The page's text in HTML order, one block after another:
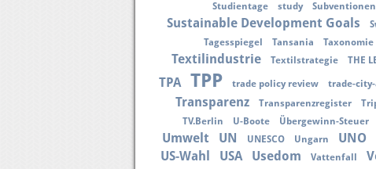
Studientage
study Subventionen
Sustainable Development Goals
Tagesspiegel
Tansania Taxonomie
Textilindustrie Textilstrategie THE
TPA TPP trade policy review trade-city-
Transparenz Transparenzregister
TV.Berlin
U-Boote Übergewinn-Steuer
Umwelt UN UNESCO Ungarn UNO
US-Wahl USA Usedom Vattenfall